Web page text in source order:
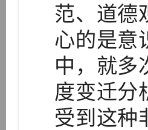
范、道德
心的是意
中，就多
度变迁分
受到这种